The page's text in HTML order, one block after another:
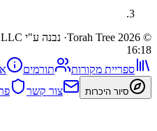
· נבנה ע"י Turn Byte LLC
מקורות תורמים אודות
היכרות צור קשר פרטיות